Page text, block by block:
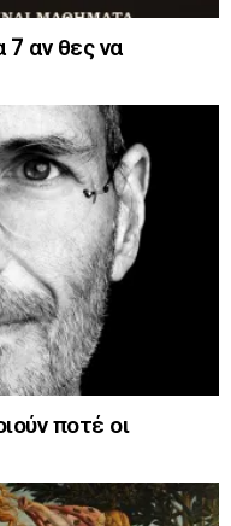
7 αν θες να
ποτέ οι